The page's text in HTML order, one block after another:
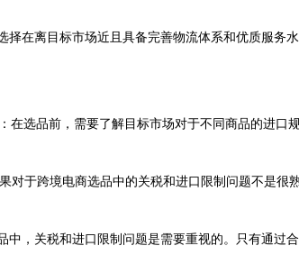
择在离目标市场近且具备完善物流体系和优质服
在选品前，需要了解目标市场对于不同商品的进口
对于跨境电商选品中的关税和进口限制问题不是很
中，关税和进口限制问题是需要重视的。只有通过